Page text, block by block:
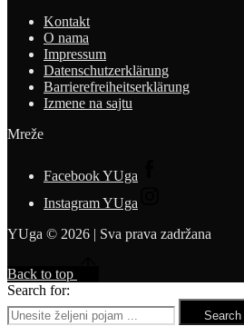
Kontakt
O nama
Impressum
Datenschutzerklärung
Barrierefreiheitserklärung
Izmene na sajtu
Mreže
Facebook YUga
Instagram YUga
YUga © 2026 | Sva prava zadržana
Back to top
Search for:
Search